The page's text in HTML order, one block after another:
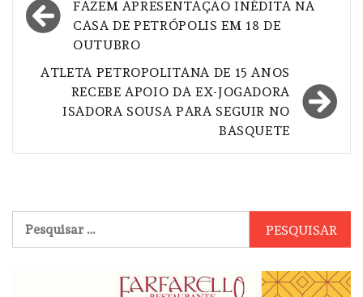
de
Post
FAZEM APRESENTAÇÃO INÉDITA NA
CASA DE PETRÓPOLIS EM 18 DE
OUTUBRO
ATLETA PETROPOLITANA DE 15 ANOS
RECEBE APOIO DA EX-JOGADORA
ISADORA SOUSA PARA SEGUIR NO
BASQUETE